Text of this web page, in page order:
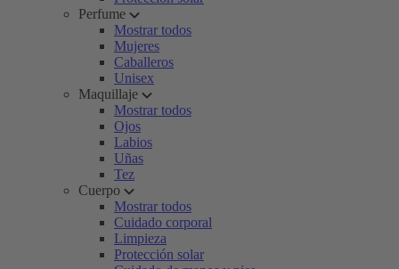
Perfume
Mostrar todos
Mujeres
Caballeros
Unisex
Maquillaje
Mostrar todos
Ojos
Labios
Uñas
Tez
Cuerpo
Mostrar todos
Cuidado corporal
Limpieza
Protección solar